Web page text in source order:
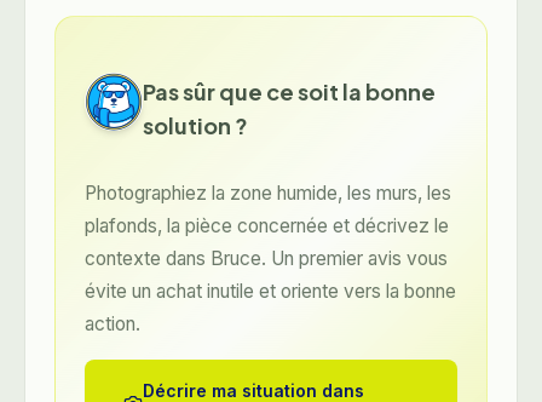
Pas sûr que ce soit la bonne
solution ?
Photographiez la zone humide, les murs, les
plafonds, la pièce concernée et décrivez le
contexte dans Bruce. Un premier avis vous
évite un achat inutile et oriente vers la bonne
action.
Décrire ma situation dans